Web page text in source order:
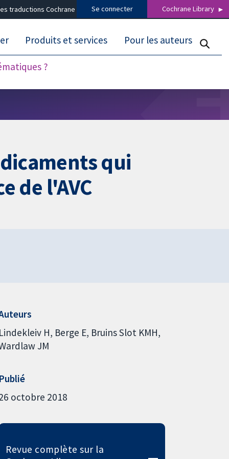
traductions Cochrane Se connecter Cochrane Library
?
Produits et services Pour les auteurs
qui
de l'AVC
Lindekleiv H Berge E Bruins Slot KMH
JM
Publié
octobre 2018
Revue complète sur la